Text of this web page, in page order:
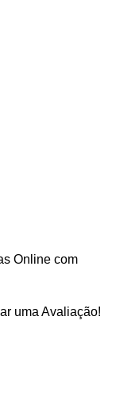
Online com
uma Avaliação!